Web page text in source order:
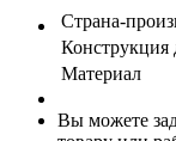
Страна-
Конструкция
Материал
Вы можете